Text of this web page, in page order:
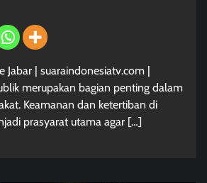
Jabar | suaraindonesiatv.com |
merupakan bagian penting dalam
Keamanan dan ketertiban di
prasyarat utama agar […]